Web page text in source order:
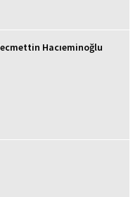
Hacıeminoğlu